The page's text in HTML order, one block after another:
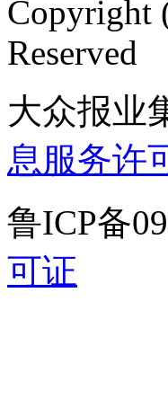
Copyright
Reserved
大众报业
息服务许
鲁ICP备
可证